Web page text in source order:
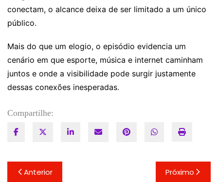
conectam, o alcance deixa de ser limitado a um único
público.
Mais do que um elogio, o episódio evidencia um
cenário em que esporte, música e internet caminham
juntos e onde a visibilidade pode surgir justamente
dessas conexões inesperadas.
Compartilhe:
Navegação
Anterior Próximo